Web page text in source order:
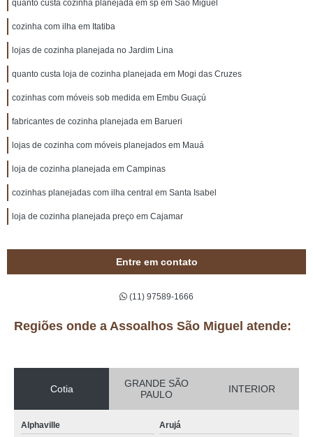
quanto custa cozinha planejada em sp em São Miguel
cozinha com ilha em Itatiba
lojas de cozinha planejada no Jardim Lina
quanto custa loja de cozinha planejada em Mogi das Cruzes
cozinhas com móveis sob medida em Embu Guaçú
fabricantes de cozinha planejada em Barueri
lojas de cozinha com móveis planejados em Mauá
loja de cozinha planejada em Campinas
cozinhas planejadas com ilha central em Santa Isabel
loja de cozinha planejada preço em Cajamar
Entre em contato
(11) 97589-1666
Regiões onde a Assoalhos São Miguel atende:
Cotia
GRANDE SÃO
PAULO
INTERIOR
Alphaville Arujá